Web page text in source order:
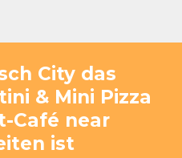
City das
& Mini Pizza
Café near
ist